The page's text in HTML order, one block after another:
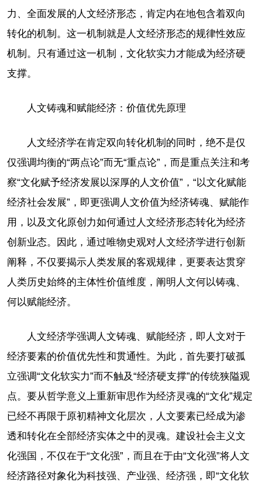
力、全面发展的人文经济形态，肯定内在地包含着双向
转化的机制。这一机制就是人文经济形态的规律性效应
机制。只有通过这一机制，文化软实力才能成为经济硬
支撑。
人文铸魂和赋能经济：价值优先原理
人文经济学在肯定双向转化机制的同时，绝不是仅
仅强调均衡的“两点论”而无“重点论”，而是重点关注和考
察“文化赋予经济发展以深厚的人文价值”，“以文化赋能
经济社会发展”，即更强调人文价值为经济铸魂、赋能作
用，以及文化原创力如何通过人文经济形态转化为经济
创新业态。因此，通过唯物史观对人文经济学进行创新
阐释，不仅要揭示人类发展的客观规律，更要表达贯穿
人类历史始终的主体性价值维度，阐明人文何以铸魂、
何以赋能经济。
人文经济学强调人文铸魂、赋能经济，即人文对于
经济要素的价值优先性和贯通性。为此，首先要打破孤
立强调“文化软实力”而不触及“经济硬支撑”的传统狭隘观
点。要从哲学意义上重新审思作为经济灵魂的“文化”规定
已经不再限于原初精神文化层次，人文要素已经成为渗
透和转化在全部经济实体之中的灵魂。建设社会主义文
化强国，不仅在于“文化强”，而且在于由“文化强”将人文
经济路径对象化为科技强、产业强、经济强，即“文化软